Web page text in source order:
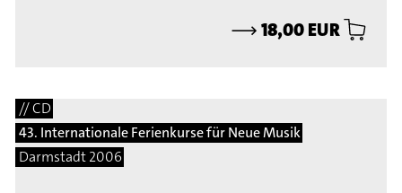
⟶18,00 EUR
// CD
43. Internationale Ferienkurse für Neue Musik
Darmstadt 2006